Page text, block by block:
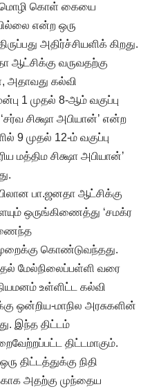
கொள் கையை
என்ற ஒரு
அதிர்ச்சியளிக் கிறது.
ஆட்சிக்கு வருவதற்கு
அதாவது கல்வி
1 முதல் 8-ஆம் வகுப்பு
சிக்ஷா அபியான்’ என்ற
9 முதல் 12-ம் வகுப்பு
மத்திம சிக்ஷா அபியான்’
பா.ஜனதா ஆட்சிக்கு
ஒருங்கிணைத்து ‘சமக்ர
கொண்டுவந்தது.
மேல்நிலைப்பள்ளி வரை
உள்ளிட்ட கல்வி
ஒன்றிய-மாநில அரசுகளின்
இந்த திட்டம்
திட்டமாகும்.
திட்டத்துக்கு நிதி
அதற்கு முந்தைய